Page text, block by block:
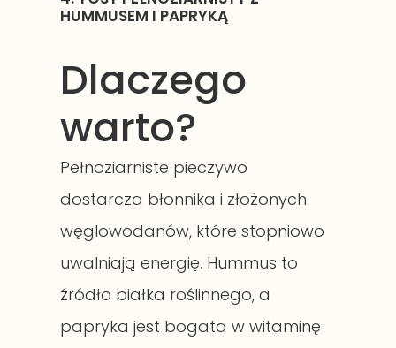
HUMMUSEM I PAPRYKĄ
Dlaczego
warto?
Pełnoziarniste pieczywo
dostarcza błonnika i złożonych
węglowodanów, które stopniowo
uwalniają energię. Hummus to
źródło białka roślinnego, a
papryka jest bogata w witaminę